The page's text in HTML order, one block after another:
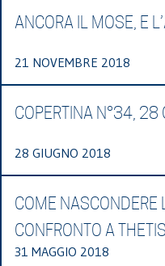
ANCORA IL MOSE, E
21 NOVEMBRE 2018
COPERTINA N°34,
28 GIUGNO 2018
COME NASCONDERE
CONFRONTO A THETIS
31 MAGGIO 2018